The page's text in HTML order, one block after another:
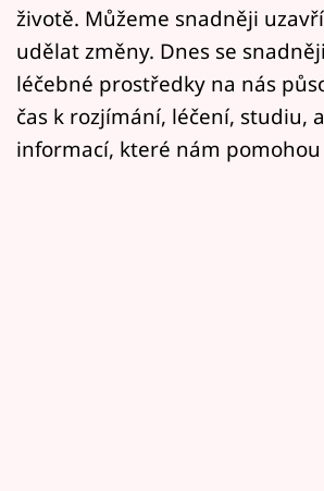
Mámy sobě
Přihlášení
životě. Můžeme snadněji
udělat změny. Dnes se
léčebné prostředky na nás
čas k rozjímání, léčení, studiu,
informací, které nám